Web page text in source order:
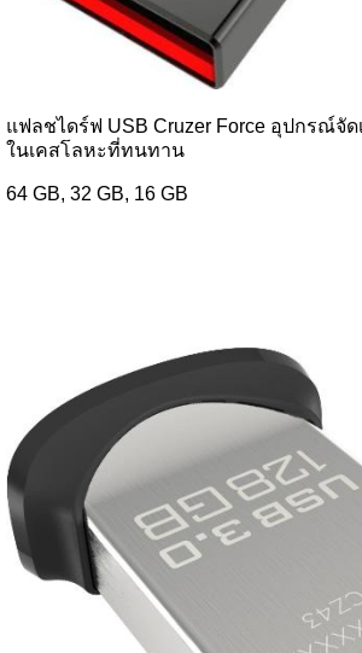
แฟลชไดร์ฟ USB Cruzer Force อุปกรณ์จั
ในเคสโลหะที่ทนทาน
64 GB, 32 GB, 16 GB